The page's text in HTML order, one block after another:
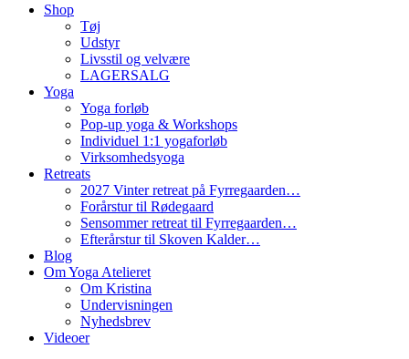
Shop
Tøj
Udstyr
Livsstil og velvære
LAGERSALG
Yoga
Yoga forløb
Pop-up yoga & Workshops
Individuel 1:1 yogaforløb
Virksomhedsyoga
Retreats
2027 Vinter retreat på Fyrregaarden…
Forårstur til Rødegaard
Sensommer retreat til Fyrregaarden…
Efterårstur til Skoven Kalder…
Blog
Om Yoga Atelieret
Om Kristina
Undervisningen
Nyhedsbrev
Videoer